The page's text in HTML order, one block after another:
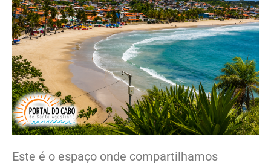
Este é o espaço onde compartilhamos